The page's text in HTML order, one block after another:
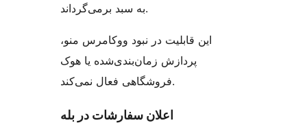
به سبد برمی‌گرداند.
این قابلیت در نبود ووکامرس منو،
پردازش زمان‌بندی‌شده یا هوک
فروشگاهی فعال نمی‌کند.
اعلان سفارشات در بله